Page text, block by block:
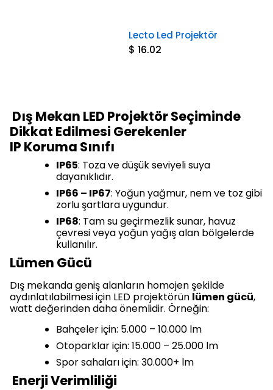
Lecto Led Projektör
$ 16.02
Dış Mekan LED Projektör Seçiminde
Dikkat Edilmesi Gerekenler
IP Koruma Sınıfı
IP65: Toza ve düşük seviyeli suya
dayanıklıdır.
IP66 – IP67: Yoğun yağmur, nem ve toz gibi
zorlu şartlara uygundur.
IP68: Tam su geçirmezlik sunar, havuz
çevresi veya yoğun yağış alan bölgelerde
kullanılır.
Lümen Gücü
Dış mekanda geniş alanların homojen şekilde
aydınlatılabilmesi için LED projektörün lümen gücü,
watt değerinden daha önemlidir. Örneğin:
Bahçeler için: 5.000 – 10.000 lm
Otoparklar için: 15.000 – 25.000 lm
Spor sahaları için: 30.000+ lm
Enerji Verimliliği